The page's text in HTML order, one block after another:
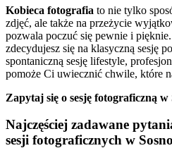
Kobieca fotografia to nie tylko
zdjęć, ale także na przeżycie
pozwala poczuć się pewnie i
zdecydujesz się na klasyczną sesję
spontaniczną sesję lifestyle,
pomoże Ci uwiecznić chwile, które
Zapytaj się o sesję fotograficzną w
Najczęściej zadawane
sesji fotograficznych w